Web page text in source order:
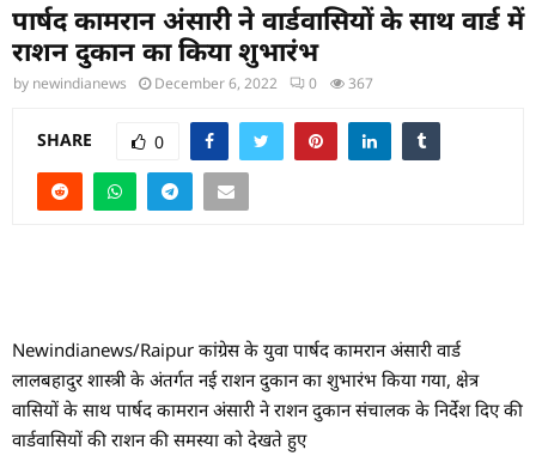
पार्षद कामरान अंसारी ने वार्डवासियों के साथ वार्ड में
राशन दुकान का किया शुभारंभ
by newindianews December 6, 2022 0 367
SHARE 0
Newindianews/Raipur कांग्रेस के युवा पार्षद कामरान अंसारी वार्ड
लालबहादुर शास्त्री के अंतर्गत नई राशन दुकान का शुभारंभ किया गया, क्षेत्र
वासियों के साथ पार्षद कामरान अंसारी ने राशन दुकान संचालक के निर्देश दिए की
वार्डवासियों की राशन की समस्या को देखते हुए